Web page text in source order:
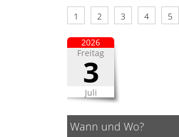
1 2 3 4 5
Freitag
3
Juli
2026
Wann und Wo?